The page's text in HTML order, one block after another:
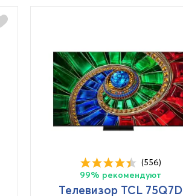
(556)
99% рекомендуют
Телевизор TCL 75Q7D